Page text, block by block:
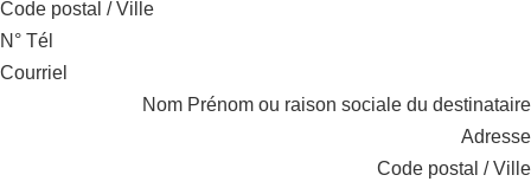
Code postal / Ville
N° Tél
Courriel
Nom Prénom ou raison sociale du destinataire
Adresse
Code postal / Ville